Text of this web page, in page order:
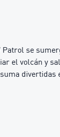
se
volcán y
divertidas